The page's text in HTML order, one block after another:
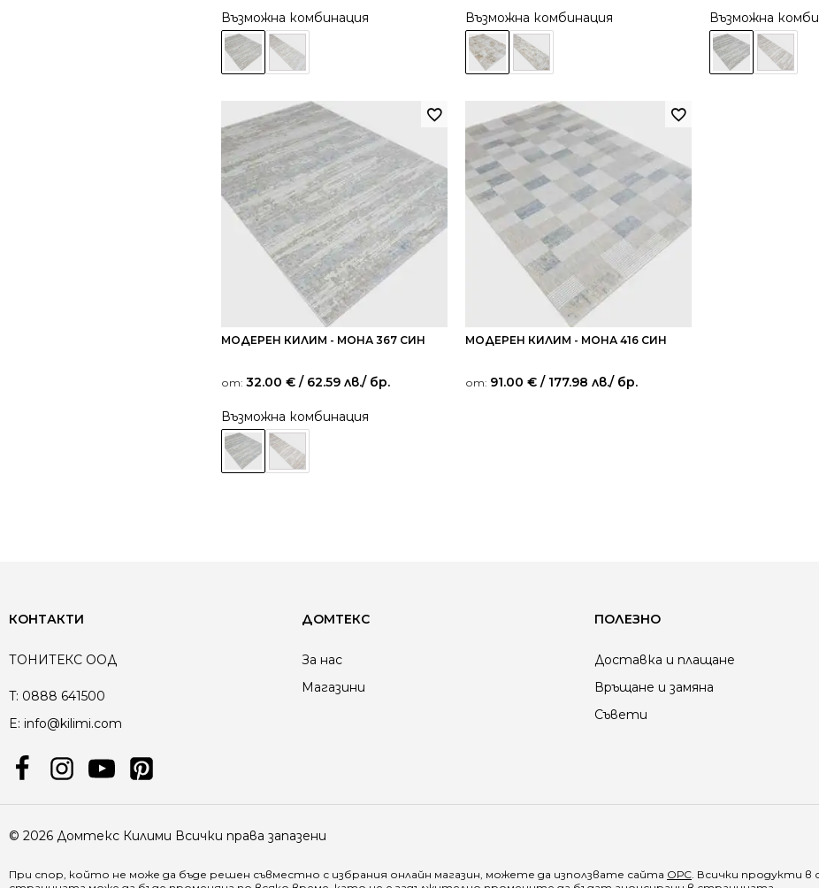
Възможна комбинация Възможна комбинация Възможна
МОДЕРЕН КИЛИМ - МОНА 367 СИН
от: 32.00 € / 62.59 лв./ бр.
Възможна комбинация
МОДЕРЕН КИЛИМ - МОНА 416 СИН
от: 91.00 € / 177.98 лв./ бр.
КОНТАКТИ
ТОНИТЕКС ООД
T: 0888 641500
E: info@kilimi.com
ДОМТЕКС
За нас
Магазини
ПОЛЕЗНО
Доставка и плащане
Връщане и замяна
Съвети
© 2026 Домтекс Килими Всички права запазени
При спор, който не може да бъде решен съвместно с избрания онлайн магазин, можете да използвате сайта ОРС. Всички продукти в